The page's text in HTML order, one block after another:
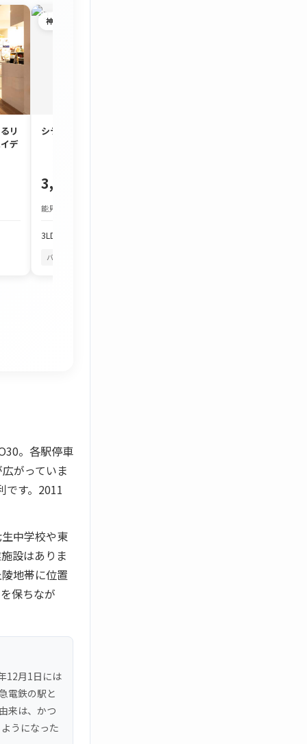
リ
デ
神奈川県
シティ能見台いこいの街D棟
3,180万円
能見台駅 徒歩19分
3LDK
バルコニーから花火
。各駅停車
がっていま
です。2011
中学校や東
設はありま
地帯に位置
保ちなが
12月1日には
電鉄の駅と
来は、かつ
うになった